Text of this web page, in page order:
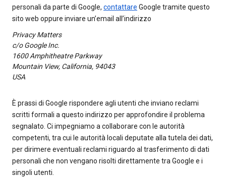
personali da parte di Google, contattare Google tramite questo
sito web oppure inviare un’email all’indirizzo
Privacy Matters
c/o Google Inc.
1600 Amphitheatre Parkway
Mountain View, California, 94043
USA
È prassi di Google rispondere agli utenti che inviano reclami
scritti formali a questo indirizzo per approfondire il problema
segnalato. Ci impegniamo a collaborare con le autorità
competenti, tra cui le autorità locali deputate alla tutela dei dati,
per dirimere eventuali reclami riguardo al trasferimento di dati
personali che non vengano risolti direttamente tra Google e i
singoli utenti.